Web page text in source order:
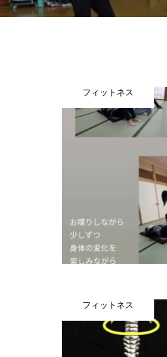
フィットネス
フィットネス